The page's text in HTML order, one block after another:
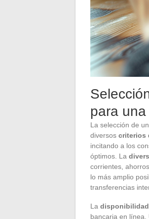
para
La selección de un
diversos criterios
incitando a los
óptimos. La
corrientes,
lo más amplio
transferencias
La
bancaria en